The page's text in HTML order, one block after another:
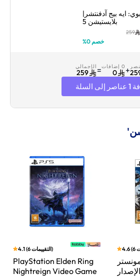
ايه بيج آدفنتشر|
بلايستيشن 5
259
خصم 0%
+ 0 إضافات
0
= الإجمالي
259
السلة
4.1(6التقييمات)
PlayStation Elden Ring
Nightreign Video Game
4.6(6